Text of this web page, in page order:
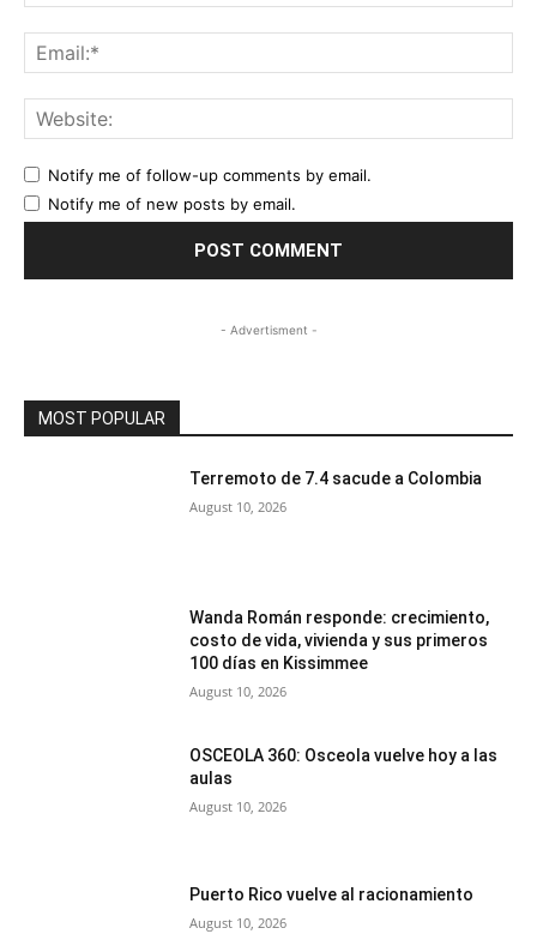
Notify me of follow-up comments by email.
Notify me of new posts by email.
- Advertisment -
MOST POPULAR
Terremoto de 7.4 sacude a Colombia
August 10, 2026
Wanda Román responde: crecimiento,
costo de vida, vivienda y sus primeros
100 días en Kissimmee
August 10, 2026
OSCEOLA 360: Osceola vuelve hoy a las
aulas
August 10, 2026
Puerto Rico vuelve al racionamiento
August 10, 2026